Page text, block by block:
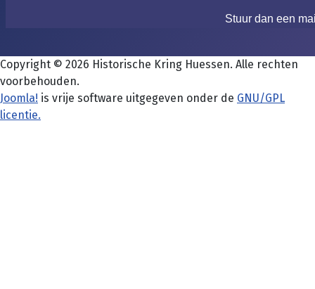
Stuur dan een
Copyright © 2026 Historische Kring Huessen. Alle rechten
voorbehouden.
Joomla! is vrije software uitgegeven onder de GNU/GPL
licentie.